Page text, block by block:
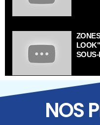
SOUS-
ONUDI
NOS